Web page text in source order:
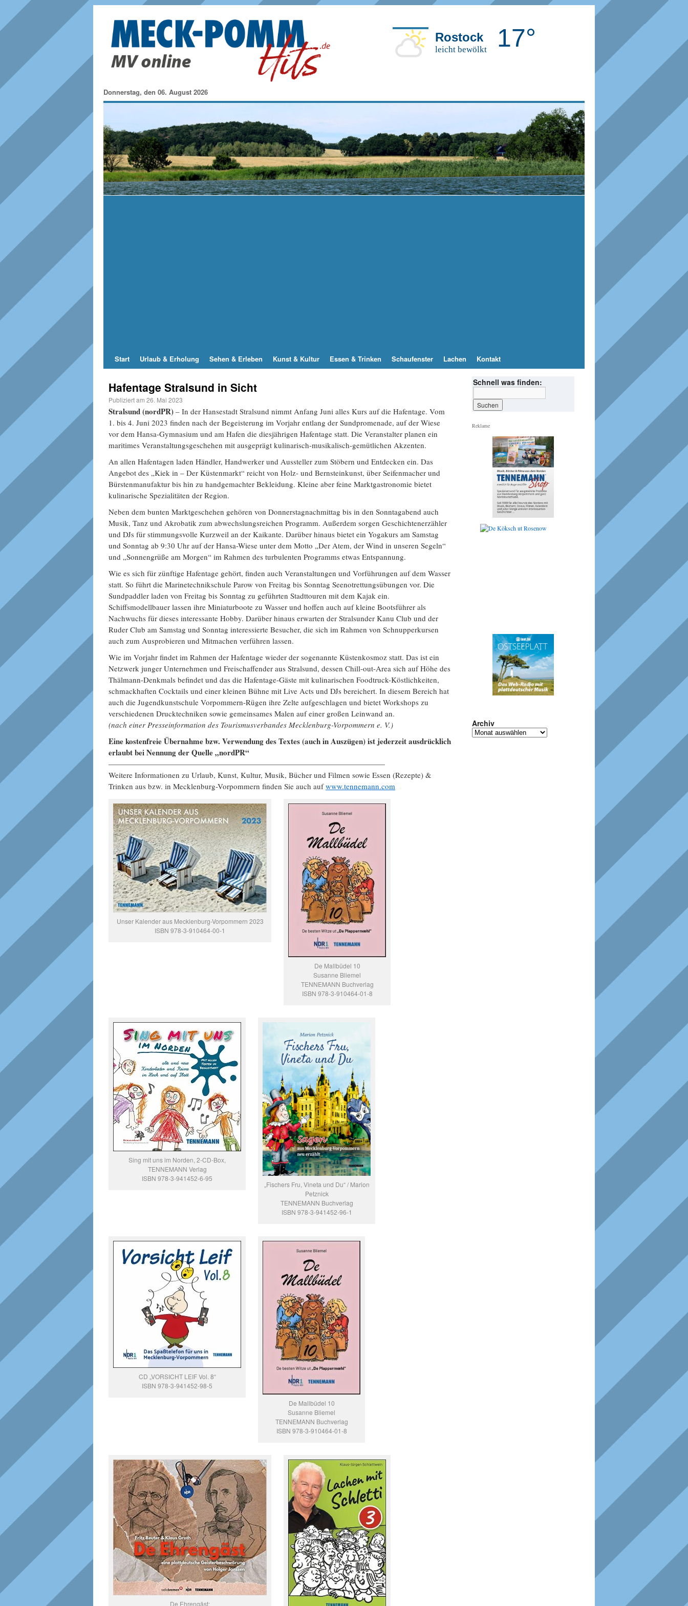
Donnerstag, den 06. August 2026
Rostock
leicht bewölkt 17°
Start Urlaub & Erholung Sehen & Erleben Kunst & Kultur Essen & Trinken Schaufenster Lachen Kontakt
Hafentage Stralsund in Sicht
Publiziert am 26. Mai 2023
Stralsund (nordPR) – In der Hansestadt Stralsund nimmt Anfang Juni alles Kurs auf die Hafentage. Vom
1. bis 4. Juni 2023 finden nach der Begeisterung im Vorjahr entlang der Sundpromenade, auf der Wiese
vor dem Hansa-Gymnasium und am Hafen die diesjährigen Hafentage statt. Die Veranstalter planen ein
maritimes Veranstaltungsgeschehen mit ausgeprägt kulinarisch-musikalisch-gemütlichen Akzenten.
An allen Hafentagen laden Händler, Handwerker und Aussteller zum Stöbern und Entdecken ein. Das
Angebot des „Kiek in – Der Küstenmarkt“ reicht von Holz- und Bernsteinkunst, über Seifenmacher und
Bürstenmanufaktur bis hin zu handgemachter Bekleidung. Kleine aber feine Marktgastronomie bietet
kulinarische Spezialitäten der Region.
Neben dem bunten Marktgeschehen gehören von Donnerstagnachmittag bis in den Sonntagabend auch
Musik, Tanz und Akrobatik zum abwechslungsreichen Programm. Außerdem sorgen Geschichtenerzähler
und DJs für stimmungsvolle Kurzweil an der Kaikante. Darüber hinaus bietet ein Yogakurs am Samstag
und Sonntag ab 9:30 Uhr auf der Hansa-Wiese unter dem Motto „Der Atem, der Wind in unseren Segeln“
und „Sonnengrüße am Morgen“ im Rahmen des turbulenten Programms etwas Entspannung.
Wie es sich für zünftige Hafentage gehört, finden auch Veranstaltungen und Vorführungen auf dem Wasser
statt. So führt die Marinetechnikschule Parow von Freitag bis Sonntag Seenotrettungsübungen vor. Die
Sundpaddler laden von Freitag bis Sonntag zu geführten Stadttouren mit dem Kajak ein.
Schiffsmodellbauer lassen ihre Miniaturboote zu Wasser und hoffen auch auf kleine Bootsführer als
Nachwuchs für dieses interessante Hobby. Darüber hinaus erwarten der Stralsunder Kanu Club und der
Ruder Club am Samstag und Sonntag interessierte Besucher, die sich im Rahmen von Schnupperkursen
auch zum Ausprobieren und Mitmachen verführen lassen.
Wie im Vorjahr findet im Rahmen der Hafentage wieder der sogenannte Küstenkosmoz statt. Das ist ein
Netzwerk junger Unternehmen und Freischaffender aus Stralsund, dessen Chill-out-Area sich auf Höhe des
Thälmann-Denkmals befindet und das die Hafentage-Gäste mit kulinarischen Foodtruck-Köstlichkeiten,
schmackhaften Cocktails und einer kleinen Bühne mit Live Acts und DJs bereichert. In diesem Bereich hat
auch die Jugendkunstschule Vorpommern-Rügen ihre Zelte aufgeschlagen und bietet Workshops zu
verschiedenen Drucktechniken sowie gemeinsames Malen auf einer großen Leinwand an.
(nach einer Presseinformation des Tourismusverbandes Mecklenburg-Vorpommern e. V.)
Eine kostenfreie Übernahme bzw. Verwendung des Textes (auch in Auszügen) ist jederzeit ausdrücklich
erlaubt bei Nennung der Quelle „nordPR“
————————————————————————————————————
Weitere Informationen zu Urlaub, Kunst, Kultur, Musik, Bücher und Filmen sowie Essen (Rezepte) &
Trinken aus bzw. in Mecklenburg-Vorpommern finden Sie auch aufwww.tennemann.com
Unser Kalender aus Mecklenburg-Vorpommern 2023
ISBN 978-3-910464-00-1
De Mallbüdel 10
Susanne Bliemel
TENNEMANN Buchverlag
ISBN 978-3-910464-01-8
Sing mit uns im Norden, 2-CD-Box,
TENNEMANN Verlag
ISBN 978-3-941452-6-95
„Fischers Fru, Vineta und Du“ / Marion
Petznick
TENNEMANN Buchverlag
ISBN 978-3-941452-96-1
CD „VORSICHT LEIF Vol. 8“
ISBN 978-3-941452-98-5
De Mallbüdel 10
Susanne Bliemel
TENNEMANN Buchverlag
ISBN 978-3-910464-01-8
De Ehrengäst:
Schnell was finden:
Reklame
Archiv